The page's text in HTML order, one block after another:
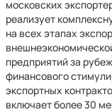
московских
реализует
на всех этапах
предприятий за
финансового
экспортных
включает более 30